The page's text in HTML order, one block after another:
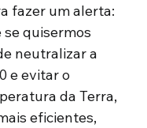
fazer um alerta:
quisermos
neutralizar a
e evitar o
da Terra,
eficientes,